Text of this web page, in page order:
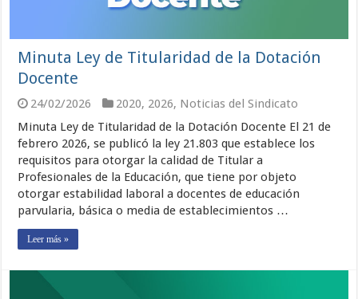
Minuta Ley de Titularidad de la Dotación
Docente
24/02/2026 2020, 2026, Noticias del Sindicato
Minuta Ley de Titularidad de la Dotación Docente El 21 de
febrero 2026, se publicó la ley 21.803 que establece los
requisitos para otorgar la calidad de Titular a
Profesionales de la Educación, que tiene por objeto
otorgar estabilidad laboral a docentes de educación
parvularia, básica o media de establecimientos …
Leer más »